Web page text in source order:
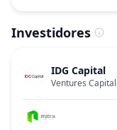
Investidores
IDG Capital
Ventures Capital